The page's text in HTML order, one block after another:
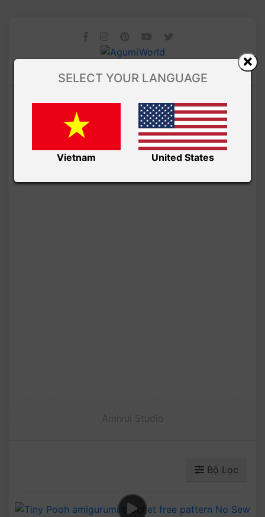
Bộ Lọc
SELECT YOUR LANGUAGE
Vietnam United States